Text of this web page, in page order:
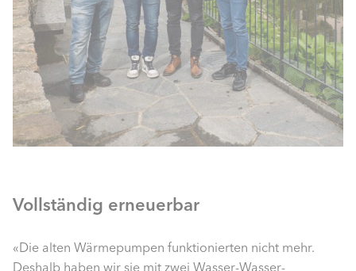
Vollständig erneuerbar
«Die alten Wärmepumpen funktionierten nicht mehr.
Deshalb haben wir sie mit zwei Wasser-Wasser-